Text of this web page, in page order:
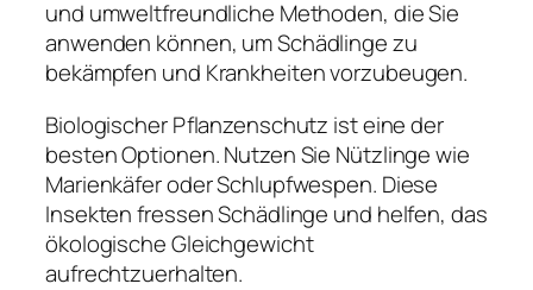
und umweltfreundliche Methoden, die Sie
anwenden können, um Schädlinge zu
bekämpfen und Krankheiten vorzubeugen.
Biologischer Pflanzenschutz ist eine der
besten Optionen. Nutzen Sie Nützlinge wie
Marienkäfer oder Schlupfwespen. Diese
Insekten fressen Schädlinge und helfen, das
ökologische Gleichgewicht
aufrechtzuerhalten.